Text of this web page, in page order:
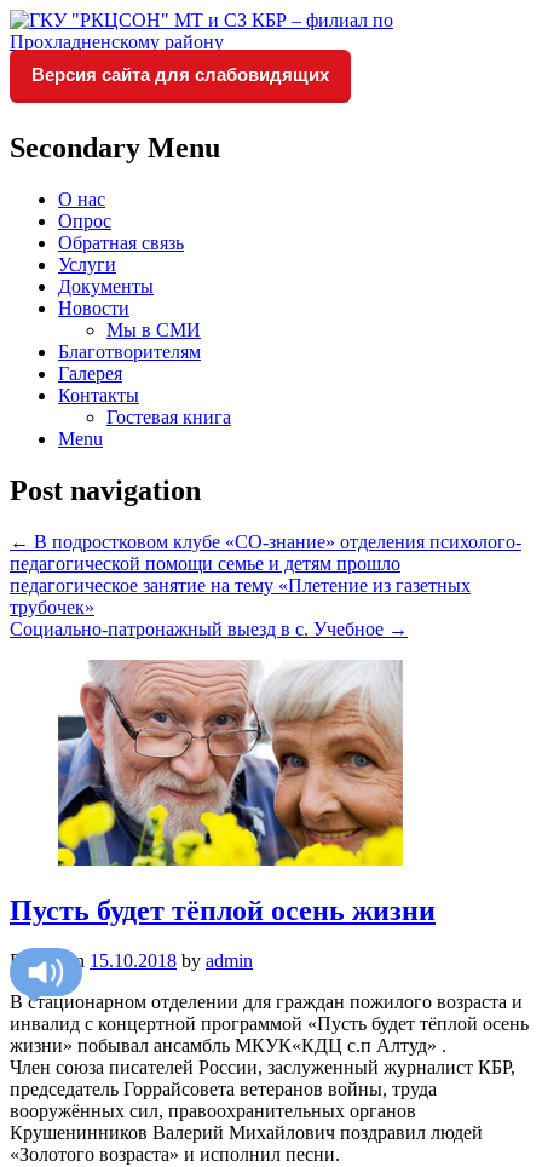
ГКУ "РКЦСОН" МТ и СЗ
КБР – филиал по
Прохладненскому району
Социальное обслуживание в
Версия сайта для слабовидящих
Secondary Menu
О нас
Опрос
Обратная связь
Услуги
Документы
Новости
Мы в СМИ
Благотворителям
Галерея
Контакты
Гостевая книга
Menu
Post navigation
← В подростковом клубе «СО-знание» отделения психолого-
педагогической помощи семье и детям прошло
педагогическое занятие на тему «Плетение из газетных
трубочек»
Социально-патронажный выезд в с. Учебное →
Пусть будет тёплой осень жизни
Posted on 15.10.2018 by admin
В стационарном отделении для граждан пожилого возраста и
инвалид с концертной программой «Пусть будет тёплой осень
жизни» побывал ансамбль МКУК«КДЦ с.п Алтуд» .
Член союза писателей России, заслуженный журналист КБР,
председатель Горрайсовета ветеранов войны, труда
вооружённых сил, правоохранительных органов
Крушенинников Валерий Михайлович поздравил людей
«Золотого возраста» и исполнил песни.